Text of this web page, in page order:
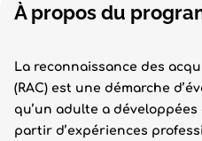
À propos du
La reconnaissance des
(RAC) est une démarche
qu’un adulte a
partir d’expériences